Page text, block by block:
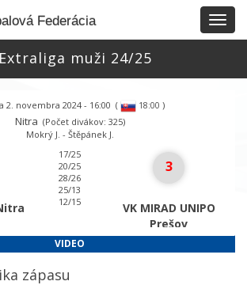
Federácia
muži 24/25
2. novembra 2024 - 16:00 ( 18:00 )
Nitra (Počet divákov: 325)
Mokrý J. - Štěpánek J.
17/25
20/25
28/26
25/13
12/15
3
VK MIRAD UNIPO
Prešov
VIDEO
zápasu